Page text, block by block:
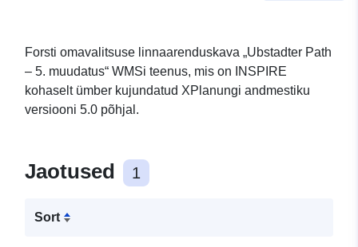
Forsti omavalitsuse linnaarenduskava „Ubstadter Path
– 5. muudatus“ WMSi teenus, mis on INSPIRE
kohaselt ümber kujundatud XPlanungi andmestiku
versiooni 5.0 põhjal.
Jaotused 1
Sort